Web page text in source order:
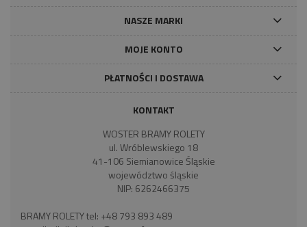
NASZE MARKI
MOJE KONTO
PŁATNOŚCI I DOSTAWA
KONTAKT
WOSTER BRAMY ROLETY
ul. Wróblewskiego 18
41-106 Siemianowice Śląskie
województwo śląskie
NIP: 6262466375
BRAMY ROLETY tel: +48 793 893 489